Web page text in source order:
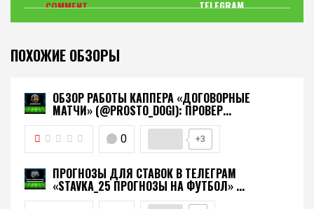
ПОХОЖИЕ ОБЗОРЫ
ОБЗОР РАБОТЫ КАППЕРА «ДОГОВОРНЫЕ
МАТЧИ» (@PROSTO_DOGI): ПРОВЕР...
0 +3
ПРОГНОЗЫ ДЛЯ СТАВОК В ТЕЛЕГРАМ
«STAVKA_25 ПРОГНОЗЫ НА ФУТБОЛ» ...